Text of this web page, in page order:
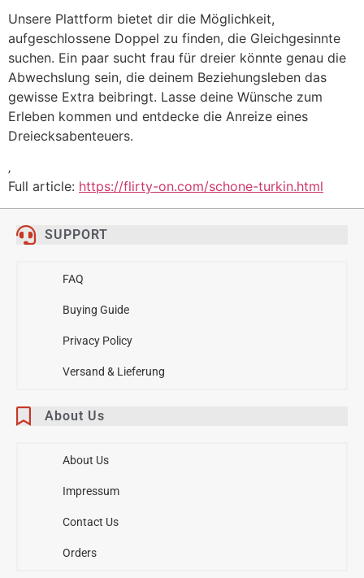
Unsere Plattform bietet dir die Möglichkeit,
aufgeschlossene Doppel zu finden, die Gleichgesinnte
suchen. Ein paar sucht frau für dreier könnte genau die
Abwechslung sein, die deinem Beziehungsleben das
gewisse Extra beibringt. Lasse deine Wünsche zum
Erleben kommen und entdecke die Anreize eines
Dreiecksabenteuers.
‚
Full article: https://flirty-on.com/schone-turkin.html
SUPPORT
FAQ
Buying Guide
Privacy Policy
Versand & Lieferung
About Us
About Us
Impressum
Contact Us
Orders